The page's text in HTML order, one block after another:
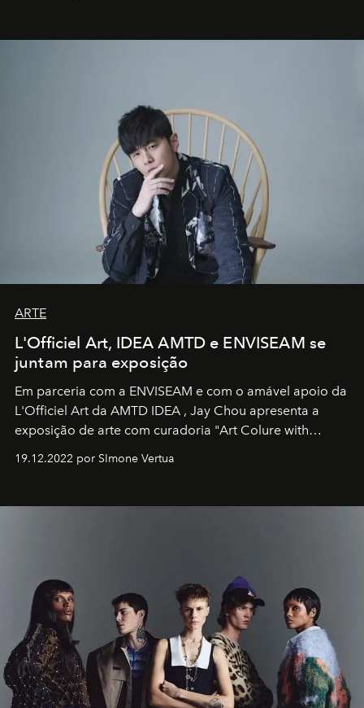
ARTE
L'Officiel Art, IDEA AMTD e ENVISEAM se
juntam para exposição
Em parceria com a ENVISEAM e com o amável apoio da
L'Officiel Art da AMTD IDEA , Jay Chou apresenta a
exposição de arte com curadoria "Art Colure with
19.12.2022 por SImone Vertua